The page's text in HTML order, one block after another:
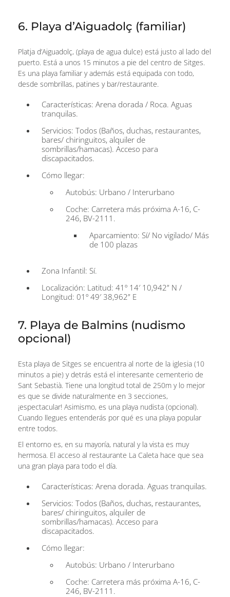
6. Playa d’Aiguadolç (familiar)
Platja d’Aiguadolç, (playa de agua dulce) está justo al lado del
puerto. Está a unos 15 minutos a pie del centro de Sitges.
Es una playa familiar y además está equipada con todo,
desde sombrillas, patines y bar/restaurante.
Características: Arena dorada / Roca. Aguas
tranquilas.
Servicios: Todos (Baños, duchas, restaurantes,
bares/ chiringuitos, alquiler de
sombrillas/hamacas). Acceso para
discapacitados.
Cómo llegar:
Autobús: Urbano / Interurbano
Coche: Carretera más próxima A-16, C-
246, BV-2111.
Aparcamiento: Sí/ No vigilado/ Más
de 100 plazas
Zona Infantil: Sí.
Localización: Latitud: 41º 14′ 10,942” N /
Longitud: 01º 49′ 38,962” E
7. Playa de Balmins (nudismo
opcional)
Esta playa de Sitges se encuentra al norte de la iglesia (10
minutos a pie) y detrás está el interesante cementerio de
Sant Sebastià. Tiene una longitud total de 250m y lo mejor
es que se divide naturalmente en 3 secciones,
¡espectacular! Asimismo, es una playa nudista (opcional).
Cuando llegues entenderás por qué es una playa popular
entre todos.
El entorno es, en su mayoría, natural y la vista es muy
hermosa. El acceso al restaurante La Caleta hace que sea
una gran playa para todo el día.
Características: Arena dorada. Aguas tranquilas.
Servicios: Todos (Baños, duchas, restaurantes,
bares/ chiringuitos, alquiler de
sombrillas/hamacas). Acceso para
discapacitados.
Cómo llegar:
Autobús: Urbano / Interurbano
Coche: Carretera más próxima A-16, C-
246, BV-2111.